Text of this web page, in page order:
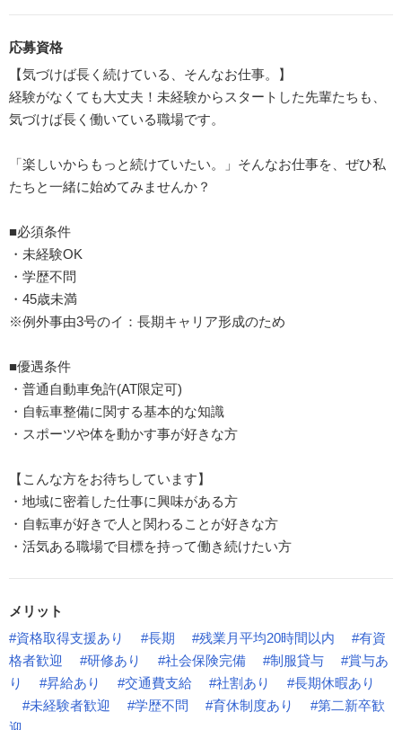
応募資格
【気づけば長く続けている、そんなお仕事。】
経験がなくても大丈夫！未経験からスタートした先輩たちも、
気づけば長く働いている職場です。
「楽しいからもっと続けていたい。」そんなお仕事を、ぜひ私
たちと一緒に始めてみませんか？
■必須条件
・未経験OK
・学歴不問
・45歳未満
※例外事由3号のイ：長期キャリア形成のため
■優遇条件
・普通自動車免許(AT限定可)
・自転車整備に関する基本的な知識
・スポーツや体を動かす事が好きな方
【こんな方をお待ちしています】
・地域に密着した仕事に興味がある方
・自転車が好きで人と関わることが好きな方
・活気ある職場で目標を持って働き続けたい方
メリット
#資格取得支援あり
#長期 #残業月平均20時間以内
#有資
格者歓迎
#研修あり #社会保険完備 #制服貸与
#賞与あ
り
#昇給あり #交通費支給 #社割あり
#長期休暇あり
#未経験者歓迎
#学歴不問 #育休制度あり
#第二新卒歓